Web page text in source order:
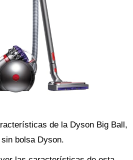
de la Dyson Big Ball,
bolsa Dyson.